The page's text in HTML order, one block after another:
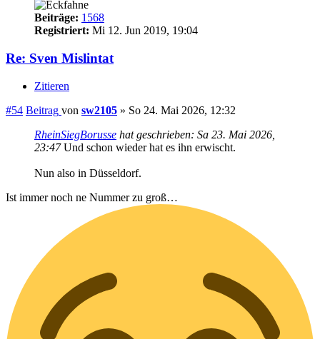
Beiträge: 1568
Registriert: Mi 12. Jun 2019, 19:04
Re: Sven Mislintat
Zitieren
#54 Beitrag von sw2105 » So 24. Mai 2026, 12:32
RheinSiegBorusse hat geschrieben: Sa 23. Mai 2026,
23:47Und schon wieder hat es ihn erwischt.
Nun also in Düsseldorf.
Ist immer noch ne Nummer zu groß…